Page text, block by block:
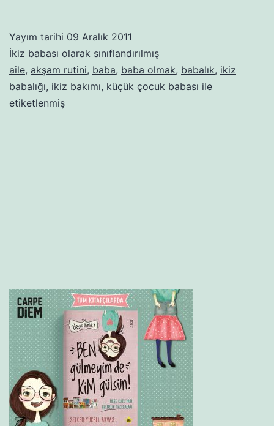
Bölüm:
Akşam
Yayım tarihi 09 Aralık 2011
İkiz babası olarak sınıflandırılmış
aile, akşam rutini, baba, baba olmak, babalık, ikiz
babalığı, ikiz bakımı, küçük çocuk babası ile
etiketlenmiş